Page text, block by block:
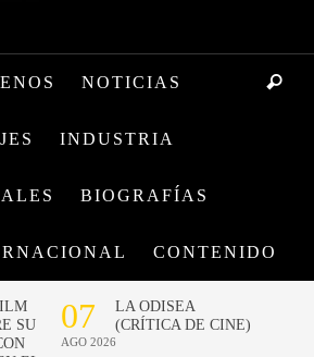
NOTICIAS
INDUSTRIA
BIOGRAFÍAS
CONTENIDO